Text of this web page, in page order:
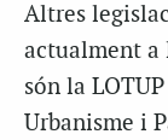
Altres
actualment a
són la
Urbanisme i